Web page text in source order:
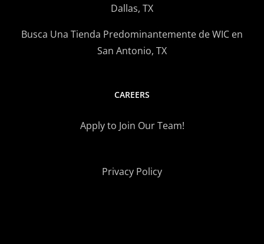
Dallas, TX
Busca Una Tienda Predominantemente de WIC en
San Antonio, TX
CAREERS
Apply to Join Our Team!
Privacy Policy